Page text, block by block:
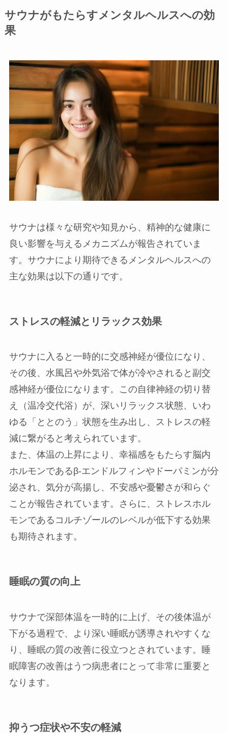
サウナがもたらすメンタルヘルスへの効
果
サウナは様々な研究や知見から、精神的な健康に
良い影響を与えるメカニズムが報告されていま
す。サウナにより期待できるメンタルヘルスへの
主な効果は以下の通りです。
ストレスの軽減とリラックス効果
サウナに入ると一時的に交感神経が優位になり、
その後、水風呂や外気浴で体が冷やされると副交
感神経が優位になります。この自律神経の切り替
え（温冷交代浴）が、深いリラックス状態、いわ
ゆる「ととのう」状態を生み出し、ストレスの軽
減に繋がると考えられています。
また、体温の上昇により、幸福感をもたらす脳内
ホルモンであるβ-エンドルフィンやドーパミンが分
泌され、気分が高揚し、不安感や憂鬱さが和らぐ
ことが報告されています。さらに、ストレスホル
モンであるコルチゾールのレベルが低下する効果
も期待されます。
睡眠の質の向上
サウナで深部体温を一時的に上げ、その後体温が
下がる過程で、より深い睡眠が誘導されやすくな
り、睡眠の質の改善に役立つとされています。睡
眠障害の改善はうつ病患者にとって非常に重要と
なります。
抑うつ症状や不安の軽減